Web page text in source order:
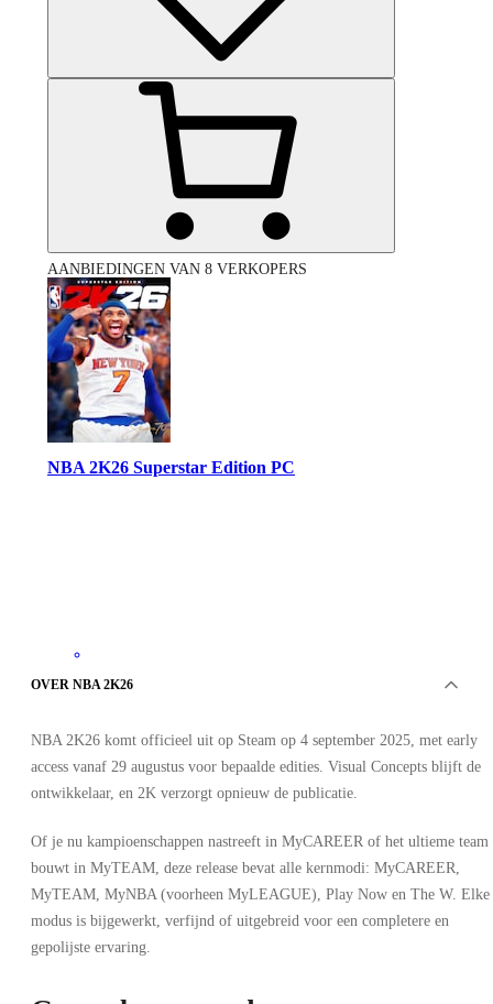
AANBIEDINGEN VAN 8 VERKOPERS
NBA 2K26 Superstar Edition PC
•
GLOBAL
18.18 EUR
69.99 EUR
OVER NBA 2K26
NBA 2K26 komt officieel uit op Steam op 4 september 2025, met early
access vanaf 29 augustus voor bepaalde edities. Visual Concepts blijft de
ontwikkelaar, en 2K verzorgt opnieuw de publicatie.
Of je nu kampioenschappen nastreeft in MyCAREER of het ultieme team
bouwt in MyTEAM, deze release bevat alle kernmodi: MyCAREER,
MyTEAM, MyNBA (voorheen MyLEAGUE), Play Now en The W. Elke
modus is bijgewerkt, verfijnd of uitgebreid voor een completere en
gepolijste ervaring.